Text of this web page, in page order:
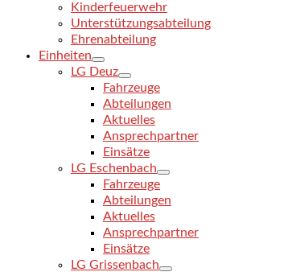
Kinderfeuerwehr
Unterstützungsabteilung
Ehrenabteilung
Einheiten
LG Deuz
Fahrzeuge
Abteilungen
Aktuelles
Ansprechpartner
Einsätze
LG Eschenbach
Fahrzeuge
Abteilungen
Aktuelles
Ansprechpartner
Einsätze
LG Grissenbach